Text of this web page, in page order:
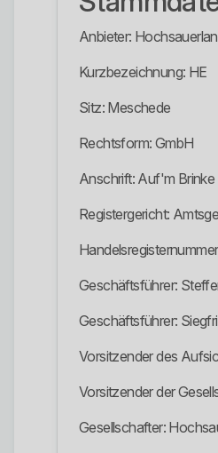
Anbieter:
Kurzbezeichnung: HE
Sitz: Meschede
Rechtsform: GmbH
Anschrift: Auf'm
Registergericht:
Geschäftsführer:
Geschäftsführer:
Vorsitzender des
Vorsitzender der
Gesellschafter: